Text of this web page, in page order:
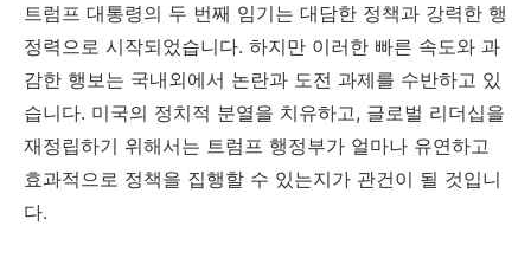
트럼프 대통령의 두 번째 임기는 대담한 정책과 강력한 행
정력으로 시작되었습니다. 하지만 이러한 빠른 속도와 과
감한 행보는 국내외에서 논란과 도전 과제를 수반하고 있
습니다. 미국의 정치적 분열을 치유하고, 글로벌 리더십을
재정립하기 위해서는 트럼프 행정부가 얼마나 유연하고
효과적으로 정책을 집행할 수 있는지가 관건이 될 것입니
다.